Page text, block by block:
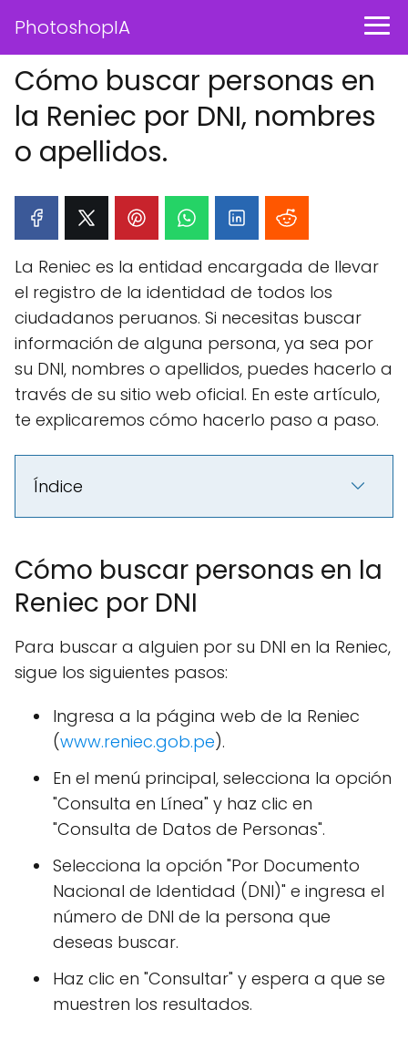
PhotoshopIA
Cómo buscar personas en
la Reniec por DNI, nombres
o apellidos.
La Reniec es la entidad encargada de llevar
el registro de la identidad de todos los
ciudadanos peruanos. Si necesitas buscar
información de alguna persona, ya sea por
su DNI, nombres o apellidos, puedes hacerlo a
través de su sitio web oficial. En este artículo,
te explicaremos cómo hacerlo paso a paso.
Índice
Cómo buscar personas en la
Reniec por DNI
Para buscar a alguien por su DNI en la Reniec,
sigue los siguientes pasos:
Ingresa a la página web de la Reniec
(www.reniec.gob.pe).
En el menú principal, selecciona la opción
"Consulta en Línea" y haz clic en
"Consulta de Datos de Personas".
Selecciona la opción "Por Documento
Nacional de Identidad (DNI)" e ingresa el
número de DNI de la persona que
deseas buscar.
Haz clic en "Consultar" y espera a que se
muestren los resultados.